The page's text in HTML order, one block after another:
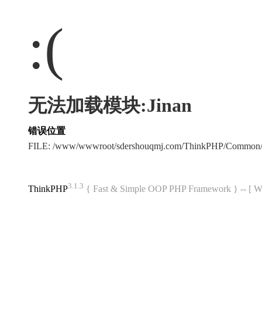
:(
无法加载模块:Jinan
错误位置
FILE: /www/wwwroot/sdershouqmj.com/ThinkPHP/
ThinkPHP3.1.3 { Fast & Simple OOP PHP Framework } -- [